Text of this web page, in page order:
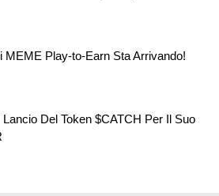
MEME Play-to-Earn Sta Arrivando!
Del Token $CATCH Per Il Suo